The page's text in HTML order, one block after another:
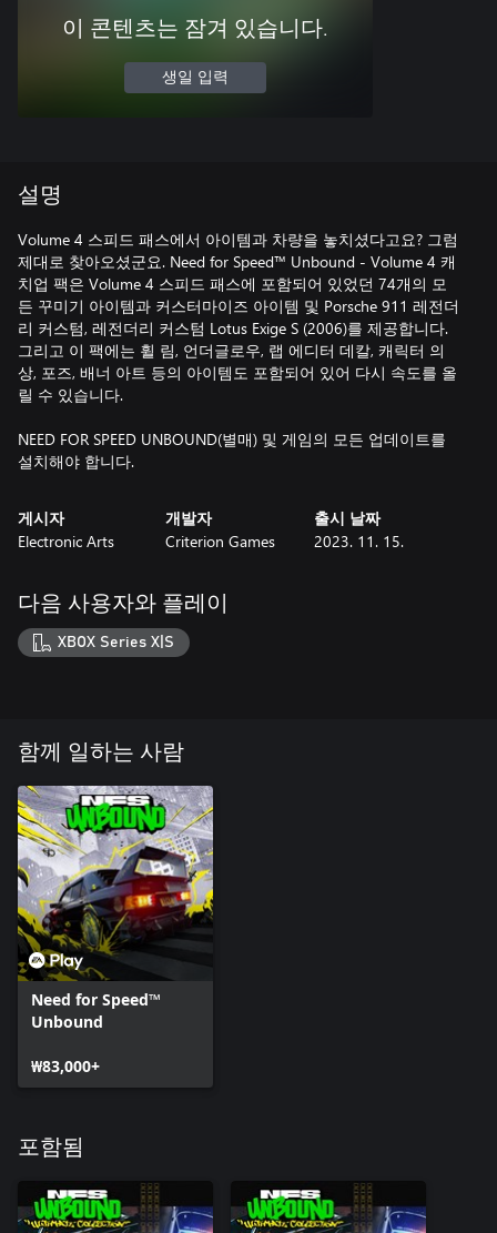
이 콘텐츠는 잠겨 있습니다.
생일 입력
설명
Volume 4 스피드 패스에서 아이템과 차량을 놓치셨다고요? 그럼
제대로 찾아오셨군요. Need for Speed™ Unbound - Volume 4 캐
치업 팩은 Volume 4 스피드 패스에 포함되어 있었던 74개의 모
든 꾸미기 아이템과 커스터마이즈 아이템 및 Porsche 911 레전더
리 커스텀, 레전더리 커스텀 Lotus Exige S (2006)를 제공합니다.
그리고 이 팩에는 휠 림, 언더글로우, 랩 에디터 데칼, 캐릭터 의
상, 포즈, 배너 아트 등의 아이템도 포함되어 있어 다시 속도를 올
릴 수 있습니다.
NEED FOR SPEED UNBOUND(별매) 및 게임의 모든 업데이트를
설치해야 합니다.
게시자
Electronic Arts
개발자
Criterion Games
출시 날짜
2023. 11. 15.
다음 사용자와 플레이
XBOX Series X|S
함께 일하는 사람
Need for Speed™
Unbound
₩83,000+
포함됨